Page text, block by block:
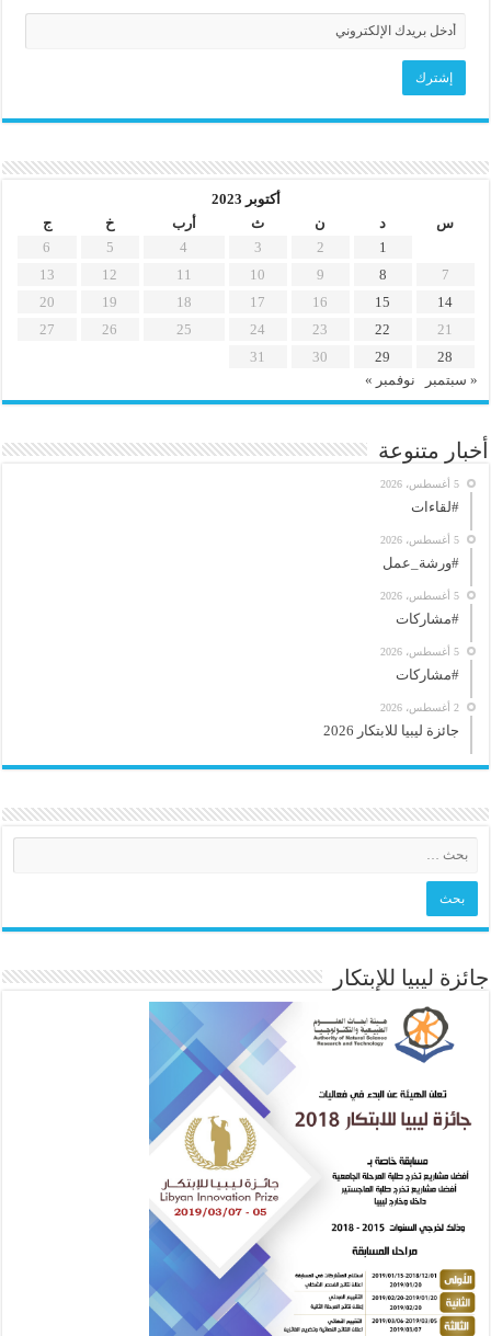
أكتوبر 2023
س
د ن ث أرب خ
ج
1
2
3
4
5
6
7
8
9
10
11
12
13
14
15
16
17
18
19
20
21
22
23
24
25
26
27
28
29
30
31
« سبتمبر
نوفمبر »
أخبار متنوعة
5 أغسطس، 2026
#لقاءات
5 أغسطس، 2026
#ورشة_عمل
5 أغسطس، 2026
#مشاركات
5 أغسطس، 2026
#مشاركات
2 أغسطس، 2026
جائزة ليبيا للابتكار 2026
جائزة ليبيا للإبتكار